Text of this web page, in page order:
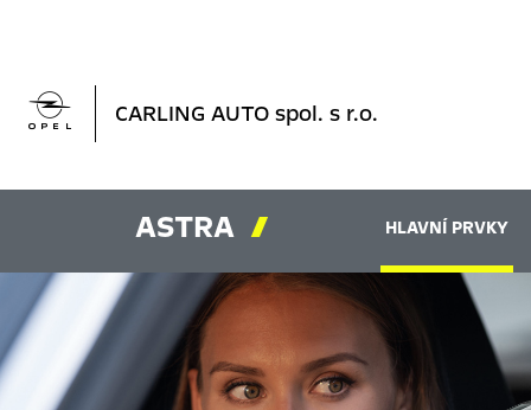
 CARLING AUTO spol. s r.o.
ASTRA  HLAVNÍ PRVKY